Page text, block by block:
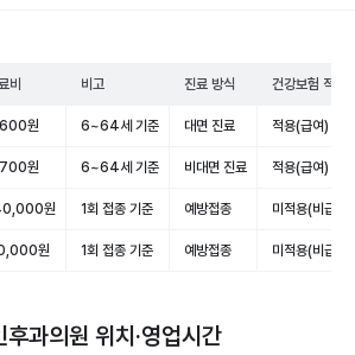
비 비고 진료 방식 건강보험 적용
원 6~64세 기준 대면 진료 적용(급여)
원 6~64세 기준 비대면 진료 적용(급여)
원 1회 접종 기준 예방접종 미적용(비급여)
원 1회 접종 기준 예방접종 미적용(비급여)
후과의원 위치·영업시간